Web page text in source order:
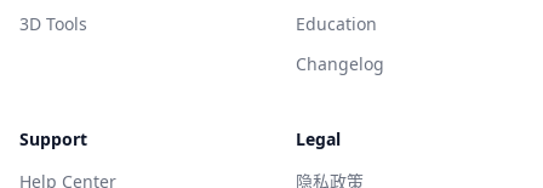
3D Tools
Education
Changelog
Support
Help Center
Legal
隐私政策